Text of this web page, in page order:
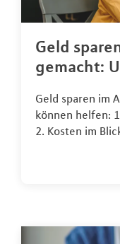
Geld
gemacht:
Geld sparen im
können helfen:
2. Kosten im